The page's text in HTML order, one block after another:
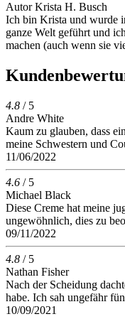
Autor Krista H. Busch
Ich bin Krista und wurde
ganze Welt geführt und
machen (auch wenn sie
4.8 / 5
Andre White
Kaum zu glauben, dass
meine Schwestern und
11/06/2022
4.6 / 5
Michael Black
Diese Creme hat meine
ungewöhnlich, dies zu
09/11/2022
4.8 / 5
Nathan Fisher
Nach der Scheidung
habe. Ich sah ungefähr
10/09/2021